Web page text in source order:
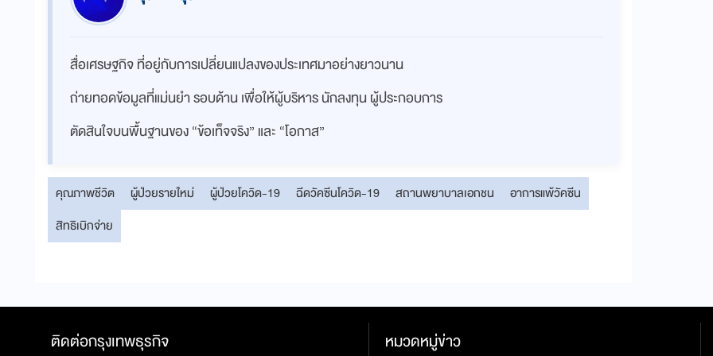
สื่อเศรษฐกิจ ที่อยู่กับการเปลี่ยนแปลงของประเทศมาอย่างยาวนาน
ถ่ายทอดข้อมูลที่แม่นยำ รอบด้าน เพื่อให้ผู้บริหาร นักลงทุน ผู้ประกอบการ
ตัดสินใจบนพื้นฐานของ “ข้อเท็จจริง” และ “โอกาส”
คุณภาพชีวิต ผู้ป่วยรายใหม่ ผู้ป่วยโควิด-19 ฉีดวัคซีนโควิด-19 สถานพยาบาลเอกชน
อาการแพ้วัคซีน
สิทธิเบิกจ่าย
ติดต่อกรุงเทพธุรกิจ หมวดหมู่ข่าว